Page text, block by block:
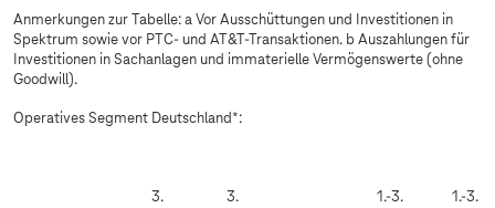
Anmerkungen zur Tabelle: a Vor Ausschüttungen und Investitionen in
Spektrum sowie vor PTC- und AT&T-Transaktionen. b Auszahlungen für
Investitionen in Sachanlagen und immaterielle Vermögenswerte (ohne
Goodwill).
Operatives Segment Deutschland*:
3.
3.
1.-3.
1.-3.